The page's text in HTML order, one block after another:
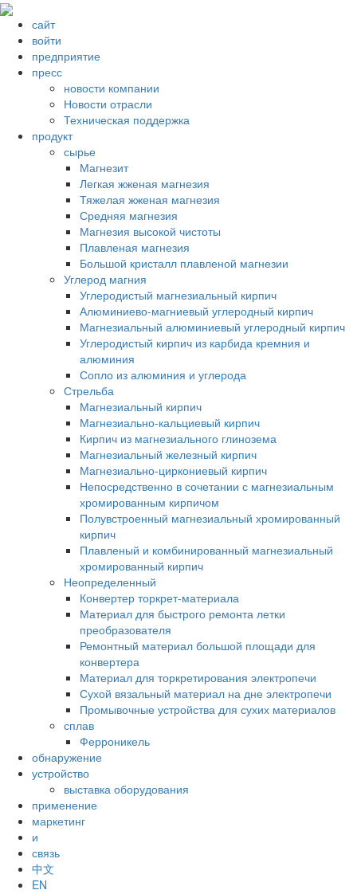
сайт
войти
предприятие
пресс
новости компании
Новости отрасли
Техническая поддержка
продукт
сырье
Магнезит
Легкая жженая магнезия
Тяжелая жженая магнезия
Средняя магнезия
Магнезия высокой чистоты
Плавленая магнезия
Большой кристалл плавленой магнезии
Углерод магния
Углеродистый магнезиальный кирпич
Алюминиево-магниевый углеродный кирпич
Магнезиальный алюминиевый углеродный кирпич
Углеродистый кирпич из карбида кремния и
алюминия
Сопло из алюминия и углерода
Стрельба
Магнезиальный кирпич
Магнезиально-кальциевый кирпич
Кирпич из магнезиального глинозема
Магнезиальный железный кирпич
Магнезиально-циркониевый кирпич
Непосредственно в сочетании с магнезиальным
хромированным кирпичом
Полувстроенный магнезиальный хромированный
кирпич
Плавленый и комбинированный магнезиальный
хромированный кирпич
Неопределенный
Конвертер торкрет-материала
Материал для быстрого ремонта летки
преобразователя
Ремонтный материал большой площади для
конвертера
Материал для торкретирования электропечи
Сухой вязальный материал на дне электропечи
Промывочные устройства для сухих материалов
сплав
Ферроникель
обнаружение
устройство
выставка оборудования
применение
маркетинг
и
связь
中文
EN